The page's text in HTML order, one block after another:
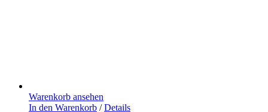
Warenkorb ansehen
In den Warenkorb / Details